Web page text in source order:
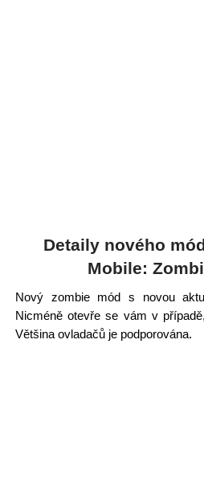
Detaily nového
Mobile:
Nový zombie mód s novou
Nicméně otevře se vám v
Většina ovladačů je podporována.